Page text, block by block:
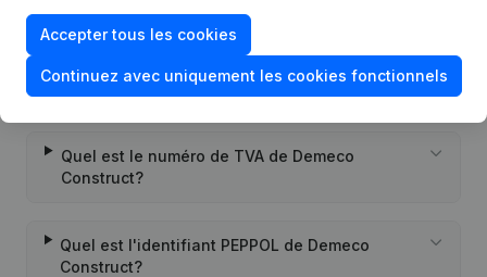
Questions fréquemment posées
Quel est le numéro de TVA de Demeco
Construct?
Quel est l'identifiant PEPPOL de Demeco
Construct?
Accepter tous les cookies
Continuez avec uniquement les cookies fonctionnels